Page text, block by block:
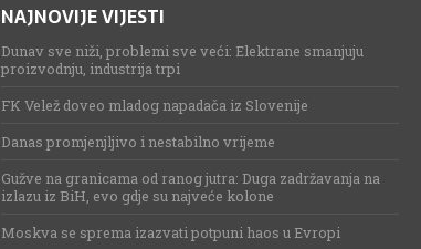
NAJNOVIJE VIJESTI
Dunav sve niži, problemi sve veći: Elektrane smanjuju
proizvodnju, industrija trpi
FK Velež doveo mladog napadača iz Slovenije
Danas promjenjljivo i nestabilno vrijeme
Gužve na granicama od ranog jutra: Duga zadržavanja na
izlazu iz BiH, evo gdje su najveće kolone
Moskva se sprema izazvati potpuni haos u Evropi